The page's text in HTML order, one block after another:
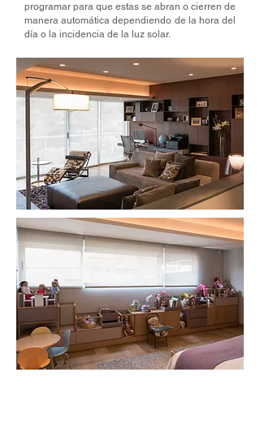
programar para que estas se abran o cierren de
manera automática dependiendo de la hora del
día o la incidencia de la luz solar.